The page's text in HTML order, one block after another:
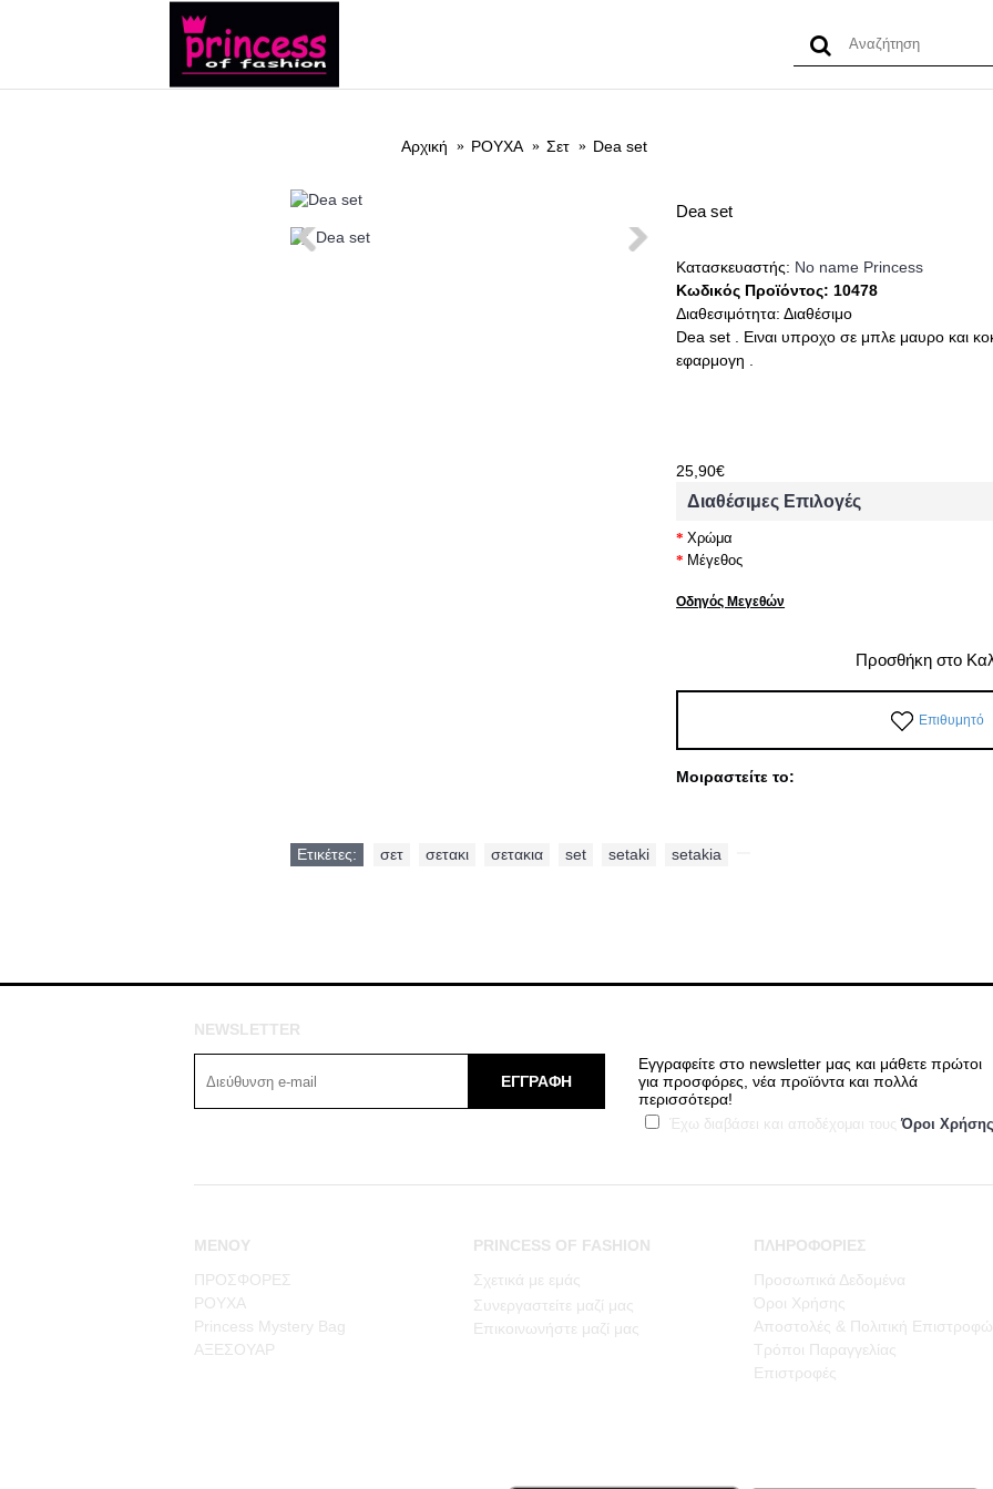
ΠΡΟΣΦΟΡΕΣ
Αρχική ΡΟΥΧΑ Σετ Dea set
Dea set
Κατασκευαστής: No name Princess
Κωδικός Προϊόντος: 10478
Διαθεσιμότητα:Διαθέσιμο
Dea set . Ειναι υπροχο σε μπλε μαυρο και
εφαρμογη .
25,90€
Διαθέσιμες Επιλογές
Χρώμα
Μέγεθος
Οδηγός Μεγεθών
Προσθήκη στο
Επιθυμητό
Μοιραστείτε το:
Ετικέτες: σετ σετακι σετακια set setaki setakia
NEWSLETTER
ΕΓΓΡΑΦΗ
Εγγραφείτε στο newsletter μας και μάθετε πρώτοι
για προσφόρες, νέα προϊόντα και πολλά
περισσότερα!
Έχω διαβάσει και αποδέχομαι τουςΌροι Χρήσης
ΜΕΝΟΥ
ΠΡΟΣΦΟΡΕΣ
ΡΟΥΧΑ
Princess Mystery Bag
ΑΞΕΣΟΥΑΡ
PRINCESS OF FASHION
Σχετικά με εμάς
Συνεργαστείτε μαζί μας
Επικοινωνήστε μαζί μας
ΠΛΗΡΟΦΟΡΙΕΣ
Προσωπικά Δεδομένα
Όροι Χρήσης
Αποστολές & Πολιτική
Τρόποι Παραγγελίας
Επιστροφές